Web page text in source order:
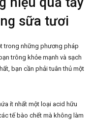
sữa tươi
trong những phương pháp
trông khỏe mạnh và sạch
bạn cần phải tuân thủ một
ít nhất một loại acid hữu
tế bào chết mà không làm